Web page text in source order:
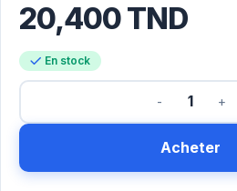
20,400TND
En stock
Acheter